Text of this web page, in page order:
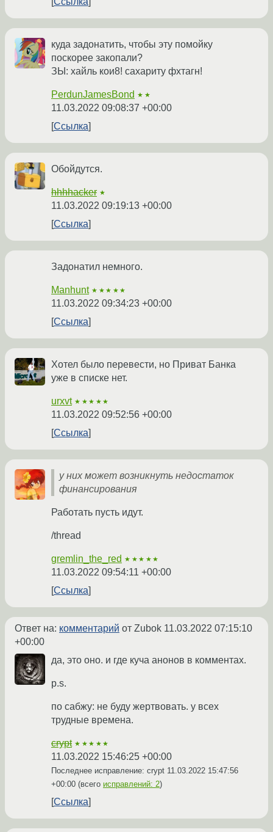
куда задонатить, чтобы эту помойку
поскорее закопали?
ЗЫ: хайль кои8! сахариту фхтагн!
PerdunJamesBond ★★
11.03.2022 09:08:37 +00:00
Ссылка
Обойдутся.
hhhhacker ★
11.03.2022 09:19:13 +00:00
Ссылка
Задонатил немного.
Manhunt ★★★★★
11.03.2022 09:34:23 +00:00
Ссылка
Хотел было перевести, но Приват Банка
уже в списке нет.
urxvt ★★★★★
11.03.2022 09:52:56 +00:00
Ссылка
у них может возникнуть недостаток
финансирования
Работать пусть идут.
/thread
gremlin_the_red ★★★★★
11.03.2022 09:54:11 +00:00
Ссылка
Ответ на: комментарий от Zubok 11.03.2022 07:15:10
+00:00
да, это оно. и где куча анонов в комментах.
p.s.
по сабжу: не буду жертвовать. у всех
трудные времена.
crypt ★★★★★
11.03.2022 15:46:25 +00:00
Последнее исправление: crypt 11.03.2022 15:47:56
+00:00 (всего исправлений: 2)
Ссылка